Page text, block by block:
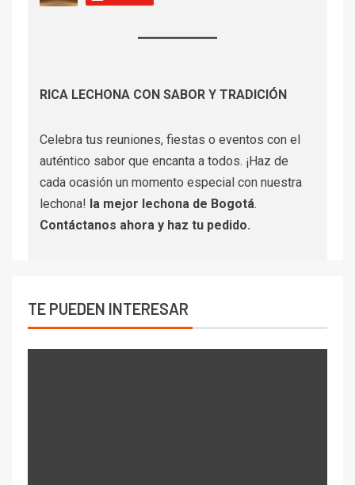
RICA LECHONA CON SABOR Y TRADICIÓN
Celebra tus reuniones, fiestas o eventos con el
auténtico sabor que encanta a todos. ¡Haz de
cada ocasión un momento especial con nuestra
lechona! la mejor lechona de Bogotá.
Contáctanos ahora y haz tu pedido.
TE PUEDEN INTERESAR